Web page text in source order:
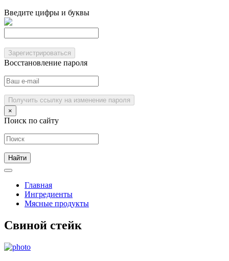
Введите цифры и буквы
Зарегистрироваться
Восстановление пароля
Получить ссылку на изменение пароля
×
Поиск по сайту
Главная
Ингредиенты
Мясные продукты
Свиной стейк